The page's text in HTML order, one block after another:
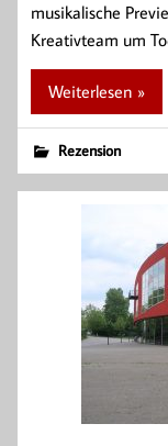
musikalische
Kreativteam um
Weiterlesen »
Rezension